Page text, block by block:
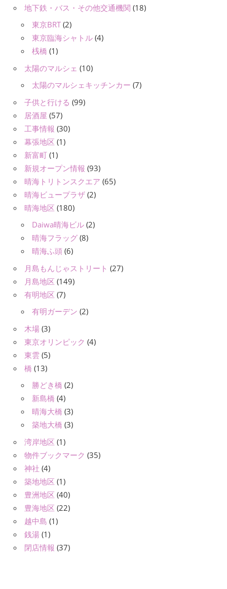
地下鉄・バス・その他交通機関 (18)
東京BRT (2)
東京臨海シャトル (4)
桟橋 (1)
太陽のマルシェ (10)
太陽のマルシェキッチンカー (7)
子供と行ける (99)
居酒屋 (57)
工事情報 (30)
幕張地区 (1)
新富町 (1)
新規オープン情報 (93)
晴海トリトンスクエア (65)
晴海ビュープラザ (2)
晴海地区 (180)
Daiwa晴海ビル (2)
晴海フラッグ (8)
晴海ふ頭 (6)
月島もんじゃストリート (27)
月島地区 (149)
有明地区 (7)
有明ガーデン (2)
木場 (3)
東京オリンピック (4)
東雲 (5)
橋 (13)
勝どき橋 (2)
新島橋 (4)
晴海大橋 (3)
築地大橋 (3)
湾岸地区 (1)
物件ブックマーク (35)
神社 (4)
築地地区 (1)
豊洲地区 (40)
豊海地区 (22)
越中島 (1)
銭湯 (1)
閉店情報 (37)